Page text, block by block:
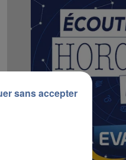
sans accepter